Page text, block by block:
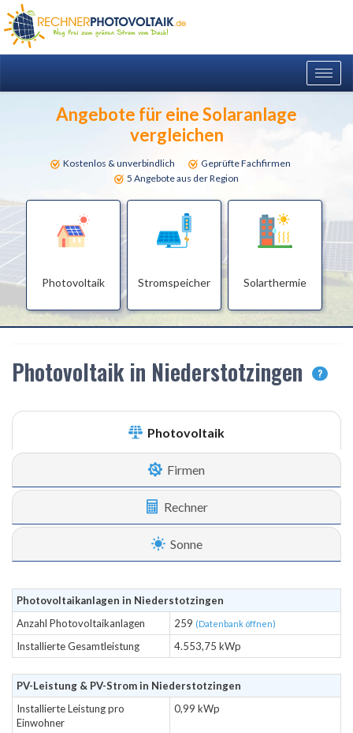
Angebote für eine Solaranlage
vergleichen
Kostenlos & unverbindlich
Geprüfte Fachfirmen
5 Angebote aus der Region
Photovoltaik Stromspeicher Solarthermie
Photovoltaik in Niederstotzingen ?
Photovoltaik
Firmen
Rechner
Sonne
Photovoltaikanlagen in Niederstotzingen
Anzahl Photovoltaikanlagen
259 (Datenbank öffnen)
Installierte Gesamtleistung 4.553,75 kWp
PV-Leistung & PV-Strom in Niederstotzingen
Installierte Leistung pro
Einwohner
0,99 kWp